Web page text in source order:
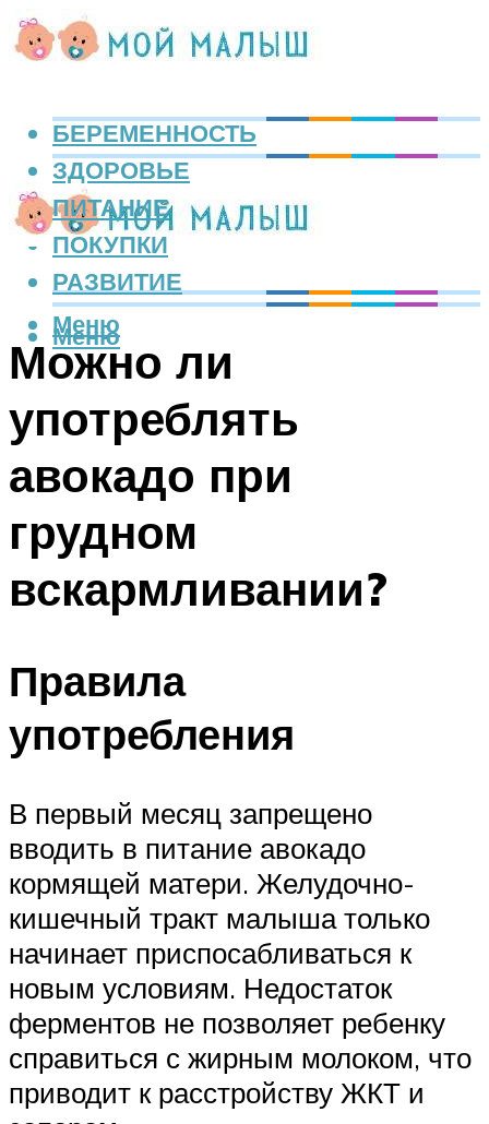
БЕРЕМЕННОСТЬ
ЗДОРОВЬЕ
ПИТАНИЕ
ПОКУПКИ
РАЗВИТИЕ
Меню
Меню
Можно ли
употреблять
авокадо при
грудном
вскармливании?
Правила
употребления
В первый месяц запрещено
вводить в питание авокадо
кормящей матери. Желудочно-
кишечный тракт малыша только
начинает приспосабливаться к
новым условиям. Недостаток
ферментов не позволяет ребенку
справиться с жирным молоком, что
приводит к расстройству ЖКТ и